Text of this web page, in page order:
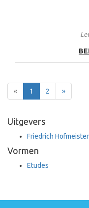
« Terug1 2 »Voor
Uitgevers
Friedrich
Vormen
Etudes